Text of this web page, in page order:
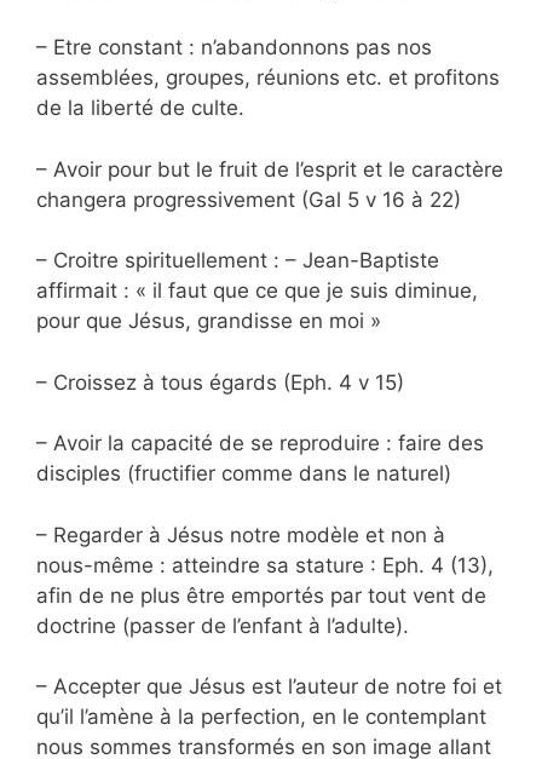
– Etre constant : n’abandonnons pas nos
assemblées, groupes, réunions etc. et profitons
de la liberté de culte.
– Avoir pour but le fruit de l’esprit et le caractère
changera progressivement (Gal 5 v 16 à 22)
– Croitre spirituellement : – Jean-Baptiste
affirmait : « il faut que ce que je suis diminue,
pour que Jésus, grandisse en moi »
– Croissez à tous égards (Eph. 4 v 15)
– Avoir la capacité de se reproduire : faire des
disciples (fructifier comme dans le naturel)
– Regarder à Jésus notre modèle et non à
nous-même : atteindre sa stature : Eph. 4 (13),
afin de ne plus être emportés par tout vent de
doctrine (passer de l’enfant à l’adulte).
– Accepter que Jésus est l’auteur de notre foi et
qu’il l’amène à la perfection, en le contemplant
nous sommes transformés en son image allant